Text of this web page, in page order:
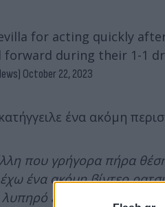
for acting quickly
forward during their 1-1
October 22, 2023
ένα ακόμη
που γρήγορα πήρα
ένα ακόμη βίντεο
είναι που δεν